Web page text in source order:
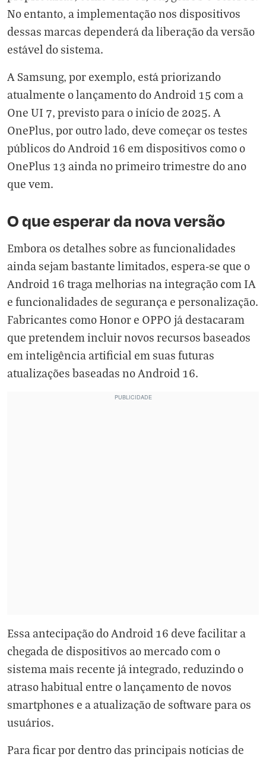
No entanto, a implementação nos dispositivos
dessas marcas dependerá da liberação da versão
estável do sistema.
A Samsung, por exemplo, está priorizando
atualmente o lançamento do Android 15 com a
One UI 7, previsto para o início de 2025. A
OnePlus, por outro lado, deve começar os testes
públicos do Android 16 em dispositivos como o
OnePlus 13 ainda no primeiro trimestre do ano
que vem.
O que esperar da nova versão
Embora os detalhes sobre as funcionalidades
ainda sejam bastante limitados, espera-se que o
Android 16 traga melhorias na integração com IA
e funcionalidades de segurança e personalização.
Fabricantes como Honor e OPPO já destacaram
que pretendem incluir novos recursos baseados
em inteligência artificial em suas futuras
atualizações baseadas no Android 16.
Essa antecipação do Android 16 deve facilitar a
chegada de dispositivos ao mercado com o
sistema mais recente já integrado, reduzindo o
atraso habitual entre o lançamento de novos
smartphones e a atualização de software para os
usuários.
Para ficar por dentro das principais notícias de